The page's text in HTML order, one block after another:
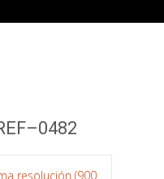
resolución (900